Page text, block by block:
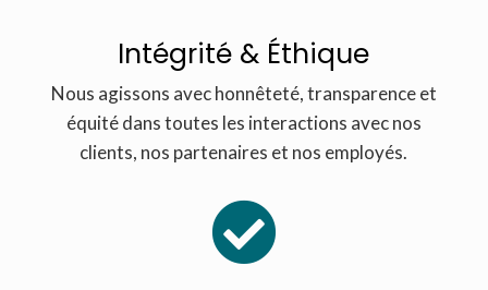
Intégrité & Éthique
Nous agissons avec honnêteté, transparence et
équité dans toutes les interactions avec nos
clients, nos partenaires et nos employés.
